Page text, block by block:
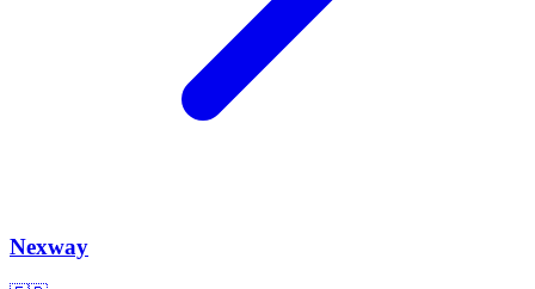
Nexway